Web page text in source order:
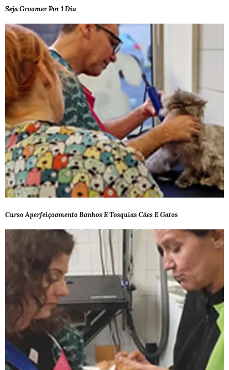
Seja Groomer Por 1 Dia
Curso Aperfeiçoamento Banhos E Tosquias Cães E Gatos